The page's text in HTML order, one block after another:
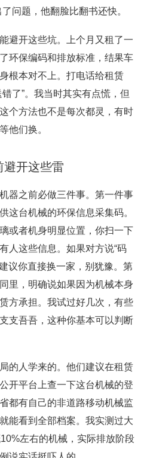
问题，他翻脸比翻书还快。
避开这些坑。上个月又租了一
环保编码和排放标准，结果车
根本对不上。打电话给租赁
了”。我当时其实有点慌，但
个方法也不是每次都灵，有时
他们换。
避开这些雷
器之前必做三件事。第一件事
这台机械的环保信息采集码。
或者机身明显位置，你扫一下
人这些信息。如果对方说“码
议你直接换一家，别犹豫。第
里，明确说如果因为机械本身
方承担。我试过好几次，有些
支吾吾，这种你基本可以判断
的人学来的。他们建议在租赁
开平台上查一下这台机械的登
都有自己的非道路移动机械监
能看到全部档案。我实测过大
左右的机械，实际排放阶段